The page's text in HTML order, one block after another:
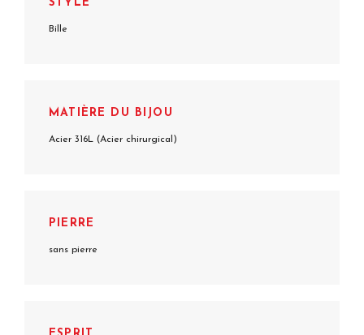
STYLE
Bille
MATIÈRE DU BIJOU
Acier 316L (Acier chirurgical)
PIERRE
sans pierre